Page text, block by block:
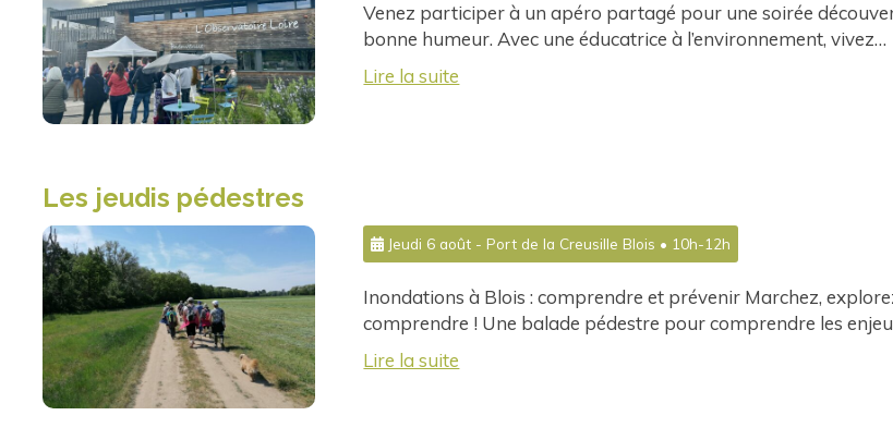
Venez participer à un apéro partagé pour une soirée
bonne humeur. Avec une éducatrice à l’environnement, vivez…
Lire la suite
Les jeudis pédestres
Jeudi 6 août - Port de la Creusille Blois • 10h-12h
Inondations à Blois : comprendre et prévenir Marchez,
comprendre ! Une balade pédestre pour comprendre les
Lire la suite